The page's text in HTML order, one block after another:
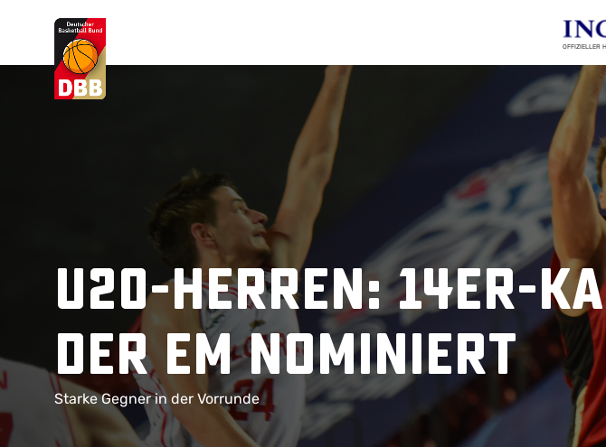
OFFIZIELLER
Suchvorschläge
U20-Herren: 14er-
der EM nominiert
Starke Gegner in der Vorrunde